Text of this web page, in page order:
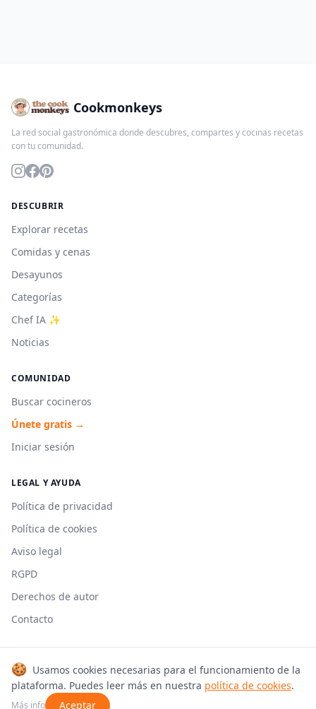
Cookmonkeys
La red social gastronómica donde descubres, compartes y cocinas recetas
con tu comunidad.
DESCUBRIR
Explorar recetas
Comidas y cenas
Desayunos
Categorías
Chef IA ✨
Noticias
COMUNIDAD
Buscar cocineros
Únete gratis →
Iniciar sesión
LEGAL Y AYUDA
Política de privacidad
Política de cookies
Aviso legal
RGPD
Derechos de autor
Contacto
© 2026 Cookmonkeys. Todos los derechos reservados.
Hecho con 🍳 en España
🍪 Usamos cookies necesarias para el funcionamiento de la
plataforma. Puedes leer más en nuestra política de cookies.
Más info Aceptar